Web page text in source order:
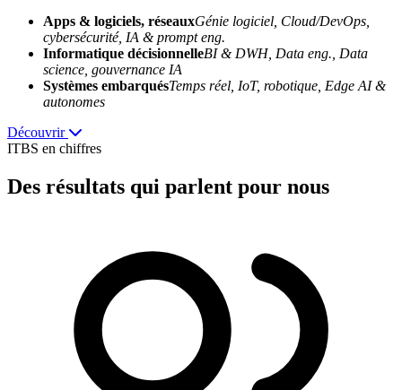
Apps & logiciels, réseauxGénie logiciel, Cloud/DevOps,
cybersécurité, IA & prompt eng.
Informatique décisionnelleBI & DWH, Data eng., Data
science, gouvernance IA
Systèmes embarquésTemps réel, IoT, robotique, Edge AI &
autonomes
Découvrir
ITBS en chiffres
Des résultats qui parlent pour nous